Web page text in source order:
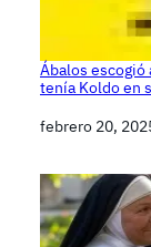
Ábalos escogió
tenía Koldo en
Fecha
febrero 20,